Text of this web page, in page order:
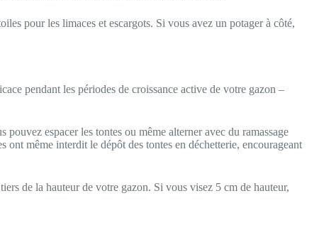
pour les limaces et escargots. Si vous avez un potager à côté,
pendant les périodes de croissance active de votre gazon –
espacer les tontes ou même alterner avec du ramassage
même interdit le dépôt des tontes en déchetterie, encourageant
de la hauteur de votre gazon. Si vous visez 5 cm de hauteur,